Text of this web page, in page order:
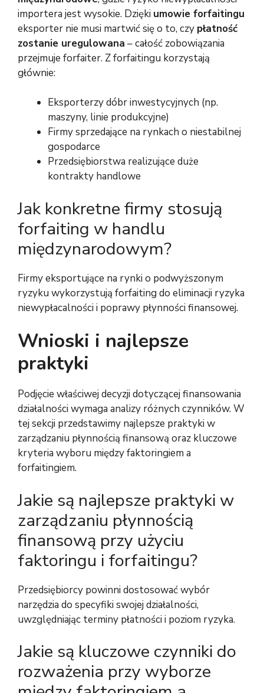
importera jest wysokie. Dzięki umowie forfaitingu
eksporter nie musi martwić się o to, czy płatność
zostanie uregulowana – całość zobowiązania
przejmuje forfaiter. Z forfaitingu korzystają
głównie:
Eksporterzy dóbr inwestycyjnych (np.
maszyny, linie produkcyjne)
Firmy sprzedające na rynkach o niestabilnej
gospodarce
Przedsiębiorstwa realizujące duże
kontrakty handlowe
Jak konkretne firmy stosują
forfaiting w handlu
międzynarodowym?
Firmy eksportujące na rynki o podwyższonym
ryzyku wykorzystują forfaiting do eliminacji ryzyka
niewypłacalności i poprawy płynności finansowej.
Wnioski i najlepsze
praktyki
Podjęcie właściwej decyzji dotyczącej finansowania
działalności wymaga analizy różnych czynników. W
tej sekcji przedstawimy najlepsze praktyki w
zarządzaniu płynnością finansową oraz kluczowe
kryteria wyboru między faktoringiem a
forfaitingiem.
Jakie są najlepsze praktyki w
zarządzaniu płynnością
finansową przy użyciu
faktoringu i forfaitingu?
Przedsiębiorcy powinni dostosować wybór
narzędzia do specyfiki swojej działalności,
uwzględniając terminy płatności i poziom ryzyka.
Jakie są kluczowe czynniki do
rozważenia przy wyborze